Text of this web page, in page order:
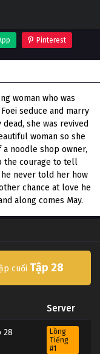
Pinterest
woman who was
seduce and marry
she was revived
woman so she
noodle shop owner,
the courage to tell
never told her how
chance at love he
along comes May.
cuối Tập 28
Server
28
Lồng
Tiếng
#1